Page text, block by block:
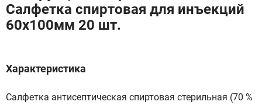
Салфетка спиртовая для инъекций
60х100мм 20 шт.
Характеристика
Салфетка антисептическая спиртовая стерильная (70 %